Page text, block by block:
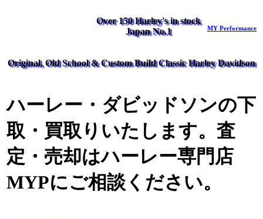
Over 150 Harley's in stock
Japan No.1
MY Performance
Original, Old School & Custom Build Classic Harley Davidson
ハーレー・ダビッドソンの下
取・買取りいたします。査
定・売却はハーレー専門店
MYPにご相談ください。